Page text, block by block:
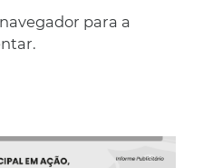
para a